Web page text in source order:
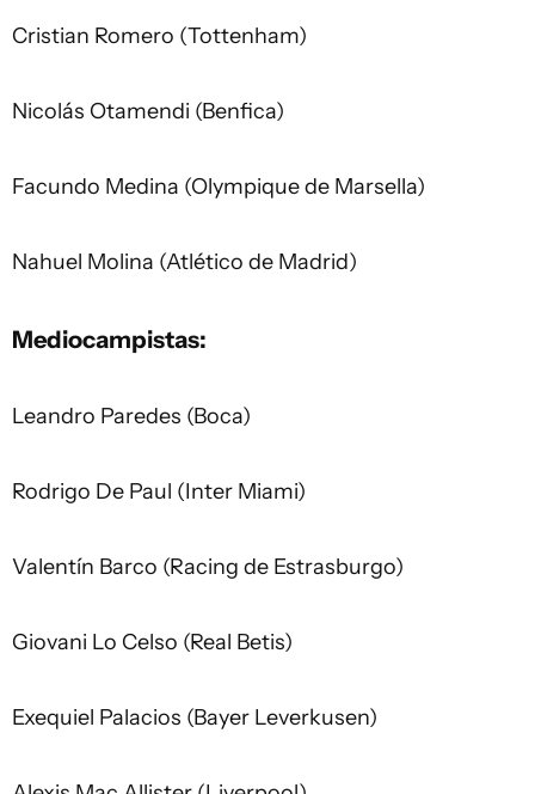
Cristian Romero (Tottenham)
Nicolás Otamendi (Benfica)
Facundo Medina (Olympique de Marsella)
Nahuel Molina (Atlético de Madrid)
Mediocampistas:
Leandro Paredes (Boca)
Rodrigo De Paul (Inter Miami)
Valentín Barco (Racing de Estrasburgo)
Giovani Lo Celso (Real Betis)
Exequiel Palacios (Bayer Leverkusen)